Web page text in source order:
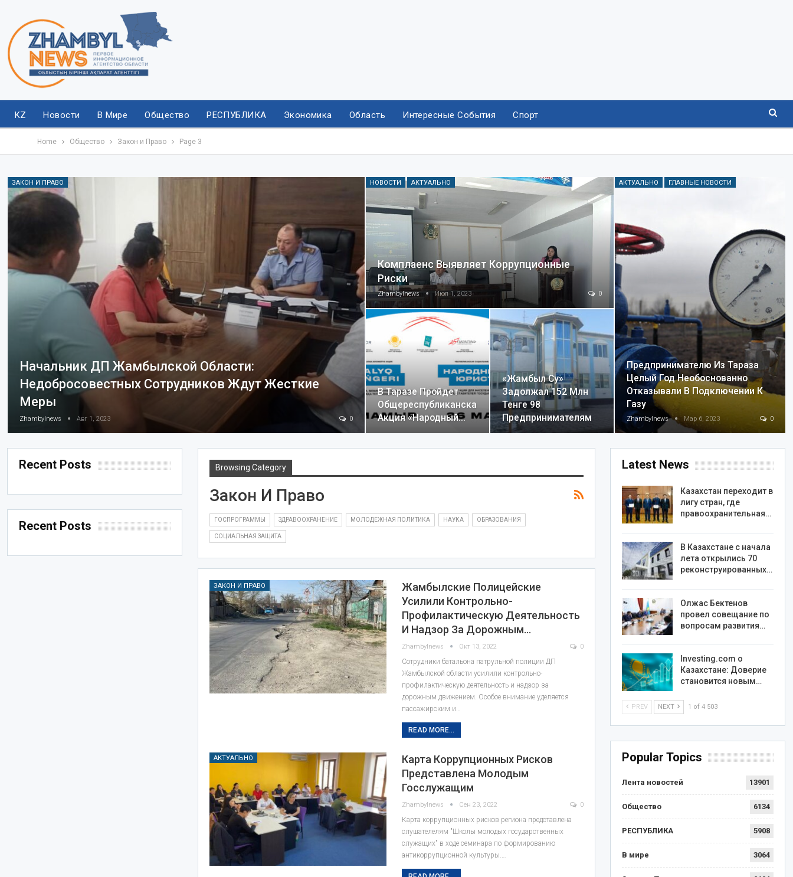
KZ Новости В Мире Общество РЕСПУБЛИКА Экономика Область Интересные События Спорт
Home Общество Закон и Право Page 3
ЗАКОН И ПРАВО
Начальник ДП Жамбылской Области:
Недобросовестных Сотрудников Ждут Жесткие
Меры
Zhambylnews Авг 1, 2023 0
НОВОСТИ АКТУАЛЬНО
Комплаенс Выявляет Коррупционные
Риски
Zhambylnews Июл 1, 2023 0
В Таразе Пройдет
Общереспубликанская
Акция «Народный…
«Жамбыл Су»
Задолжал 152 Млн
Тенге 98
Предпринимателям
АКТУАЛЬНО ГЛАВНЫЕ НОВОСТИ
Предпринимателю Из Тараза
Целый Год Необоснованно
Отказывали В Подключении К
Газу
Zhambylnews Мар 6, 2023 0
Browsing Category
Закон И Право
ГОСПРОГРАММЫ ЗДРАВООХРАНЕНИЕ МОЛОДЕЖНАЯ ПОЛИТИКА НАУКА ОБРАЗОВАНИЯ
СОЦИАЛЬНАЯ ЗАЩИТА
ЗАКОН И ПРАВО
Жамбылские Полицейские
Усилили Контрольно-
Профилактическую Деятельность
И Надзор За Дорожным…
Zhambylnews Окт 13, 2022 0
Сотрудники батальона патрульной полиции ДП
Жамбылской области усилили контрольно-
профилактическую деятельность и надзор за
дорожным движением. Особое внимание уделяется
пассажирским и…
READ MORE...
АКТУАЛЬНО
Карта Коррупционных Рисков
Представлена Молодым
Госслужащим
Zhambylnews Сен 23, 2022 0
Карта коррупционных рисков региона представлена
слушателелям "Школы молодых государственных
служащих" в ходе семинара по формированию
антикоррупционной культуры.…
Latest News
Казахстан переходит в
лигу стран, где
правоохранительная…
В Казахстане с начала
лета открылись 70
реконструированных…
Олжас Бектенов
провел совещание по
вопросам развития…
Investing.com о
Казахстане: Доверие
становится новым…
PREV NEXT 1 of 4 503
Popular Topics
Лента новостей 13901
Общество 6134
РЕСПУБЛИКА 5908
В мире 3064
Recent Posts
Recent Posts